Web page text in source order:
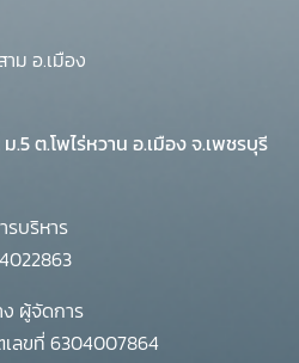
ม อ.เมือง
.5 ต.โพไร่หวาน อ.เมือง จ.เพชรบุรี
บริหาร
ผู้จัดการ
ลขที่ 6304007864